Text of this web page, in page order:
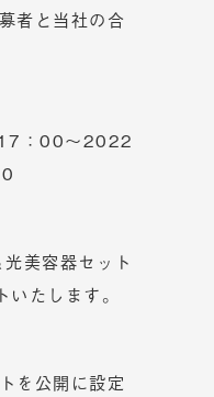
者と当社の合
：00～2022
美容器セット
たします。
を公開に設定